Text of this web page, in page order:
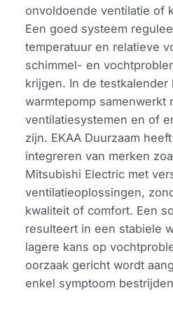
onvoldoende ventilatie of
Een goed systeem
temperatuur en relatieve
schimmel- en
krijgen. In de testkalender
warmtepomp samenwerkt
ventilatiesystemen en of
zijn. EKAA Duurzaam
integreren van merken
Mitsubishi Electric met
ventilatieoplossingen,
kwaliteit of comfort. Een
resulteert in een stabiele
lagere kans op
oorzaak gericht wordt
enkel symptoom